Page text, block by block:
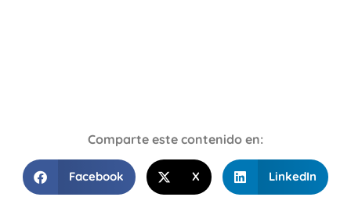
Comparte este contenido en:
Facebook X LinkedIn